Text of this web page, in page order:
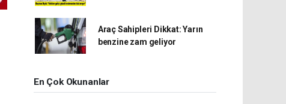
Araç Sahipleri Dikkat: Yarın
benzine zam geliyor
En Çok Okunanlar